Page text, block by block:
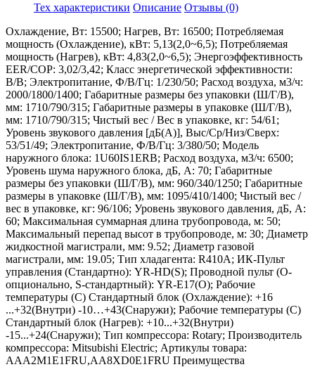
1U60IS1ERB(S)
AC
(Напольно-
потолочные)
Super
Match
Тех характеристики Описание Отзывы (0)
Охлаждение, Вт: 15500; Нагрев, Вт: 16500; Потребляемая
мощность (Охлаждение), кВт: 5,13(2,0~6,5); Потребляемая
мощность (Нагрев), кВт: 4,83(2,0~6,5); Энергоэффективность
EER/COP: 3,02/3,42; Класс энергетической эффективности:
B/B; Электропитание, Ф/В/Гц: 1/230/50; Расход воздуха, м3/ч:
2000/1800/1400; Габаритные размеры без упаковки (Ш/Г/В),
мм: 1710/790/315; Габаритные размеры в упаковке (Ш/Г/В),
мм: 1710/790/315; Чистый вес / Вес в упаковке, кг: 54/61;
Уровень звукового давления [дБ(А)], Выс/Ср/Низ/Сверх:
53/51/49; Электропитание, Ф/В/Гц: 3/380/50; Модель
наружного блока: 1U60IS1ERB; Расход воздуха, м3/ч: 6500;
Уровень шума наружного блока, дБ, А: 70; Габаритные
размеры без упаковки (Ш/Г/В), мм: 960/340/1250; Габаритные
размеры в упаковке (Ш/Г/В), мм: 1095/410/1400; Чистый вес /
вес в упаковке, кг: 96/106; Уровень звукового давления, дБ, А:
60; Максимальная суммарная длина трубопровода, м: 50;
Максимальный перепад высот в трубопроводе, м: 30; Диаметр
жидкостной магистрали, мм: 9.52; Диаметр газовой
магистрали, мм: 19.05; Тип хладагента: R410A; ИК-Пульт
управления (Стандартно): YR-HD(S); Проводной пульт (О-
опционально, S-стандартный): YR-E17(O); Рабочие
температуры (С) Стандартный блок (Охлаждение): +16
...+32(Внутри) -10…+43(Снаружи); Рабочие температуры (С)
Стандартный блок (Нагрев): +10...+32(Внутри)
-15...+24(Снаружи); Тип компрессора: Rotary; Производитель
компрессора: Mitsubishi Electric; Артикулы товара:
AAA2M1E1FRU,AA8XD0E1FRU Преимущества